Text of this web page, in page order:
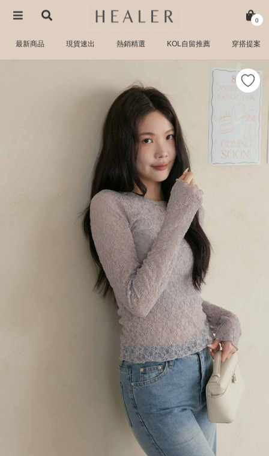
0
最新商品 現貨速出 熱銷精選 KOL自留推薦 穿搭提案